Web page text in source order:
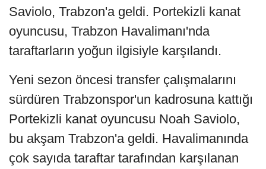
Saviolo, Trabzon'a geldi. Portekizli kanat
oyuncusu, Trabzon Havalimanı'nda
taraftarların yoğun ilgisiyle karşılandı.
Yeni sezon öncesi transfer çalışmalarını
sürdüren Trabzonspor'un kadrosuna kattığı
Portekizli kanat oyuncusu Noah Saviolo,
bu akşam Trabzon'a geldi. Havalimanında
çok sayıda taraftar tarafından karşılanan